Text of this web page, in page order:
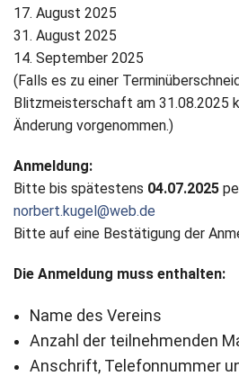
17. August 2025
31. August 2025
14. September 2025
(Falls es zu einer
Blitzmeisterschaft am 31.08.2025
Änderung vorgenommen.)
Anmeldung:
Bitte bis spätestens 04.07.2025
norbert.kugel@web.de
Bitte auf eine Bestätigung der
Die Anmeldung muss enthalten:
Name des Vereins
Anzahl der teilnehmenden
Anschrift, Telefonnummer